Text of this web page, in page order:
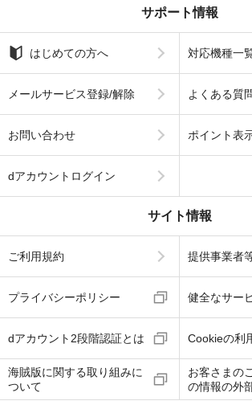
サポート情報
はじめての方へ 対応機種一
メールサービス登録/解除 よくある質
お問い合わせ ポイント表
dアカウントログイン
サイト情報
ご利用規約 提供事業者
プライバシーポリシー 健全なサー
dアカウント2段階認証とは Cookieの利
海賊版に関する取り組みに
ついて
お客さまの
の情報の外